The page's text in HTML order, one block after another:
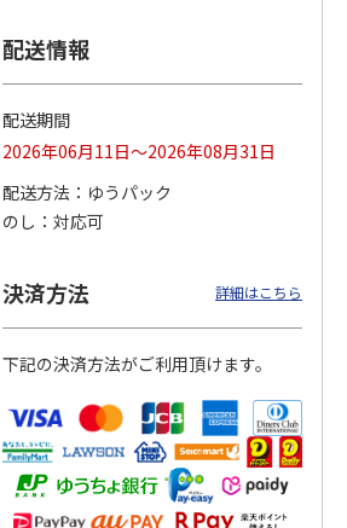
＜お中元＞チョーヤ
梅酒 ザ・チョー
ヤ ギフトエディシ
ョン
4,500円
(送料・税込)
詰合せ
配送情報
配送期間
2026年06月11日～2026年08月31日
配送方法
ゆうパック
のし
対応可
決済方法 詳細はこちら
下記の決済方法がご利用頂けます。